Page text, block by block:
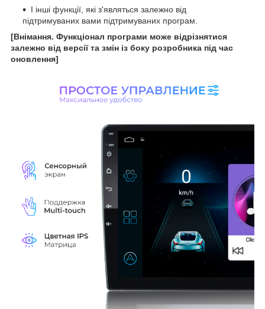
І інші функції, які з'являться залежно від
підтримуваних вами підтримуваних програм.
[Внімання. Функціонал програми може відрізнятися
залежно від версії та змін із боку розробника під час
оновлення]